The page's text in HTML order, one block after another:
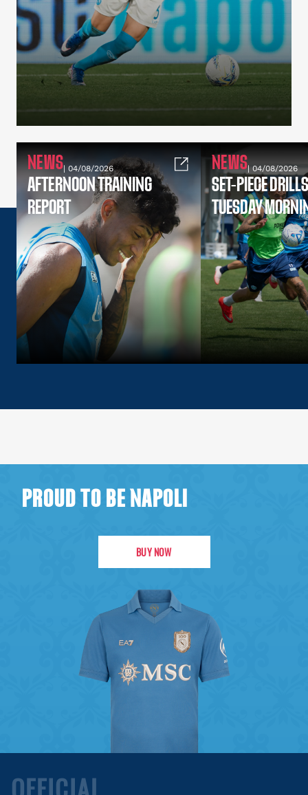
NEWS| 04/08/2026
AFTERNOON TRAINING
REPORT
NEWS| 04/08/2026
SET-PIECE
TUESDAY
PROUD TO BE NAPOLI
BUY NOW